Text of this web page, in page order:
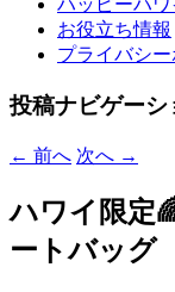
ハッピーハ
お役立ち情報
プライバシ
投稿ナビゲーシ
← 前へ 次へ →
ハワイ限定
ートバッグ